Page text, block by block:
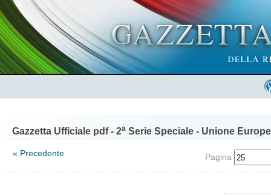
Gazzetta Ufficiale pdf - 2a Serie Speciale - Unione
« Precedente Pagina